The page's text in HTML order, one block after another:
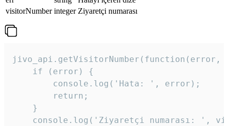
visitorNumber integer Ziyaretçi numarası
jivo_api.getVisitorNumber(function(error,
    if (error) {
        console.log('Hata: ', error);
        return;
    }
console.log('Ziyaretçi numarası: ',